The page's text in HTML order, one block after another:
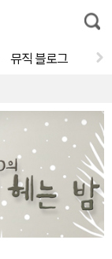
통
합
뮤직 블로그